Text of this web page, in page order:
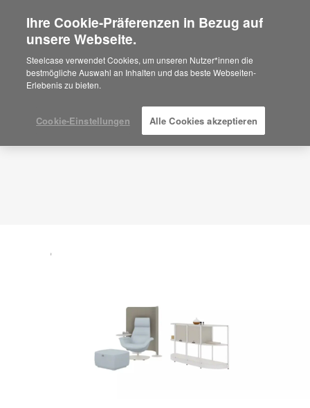
Are you in United States?
Would you like to see Products we sell in
your region?
Americas
Español
Planungsidee
ID: PH4AV6EW
Ihre Cookie-Präferenzen in Bezug auf
unsere Webseite.
Steelcase verwendet Cookies, um unseren Nutzer*innen die
bestmögliche Auswahl an Inhalten und das beste Webseiten-
Erlebenis zu bieten.
Cookie-Einstellungen Alle Cookies akzeptieren